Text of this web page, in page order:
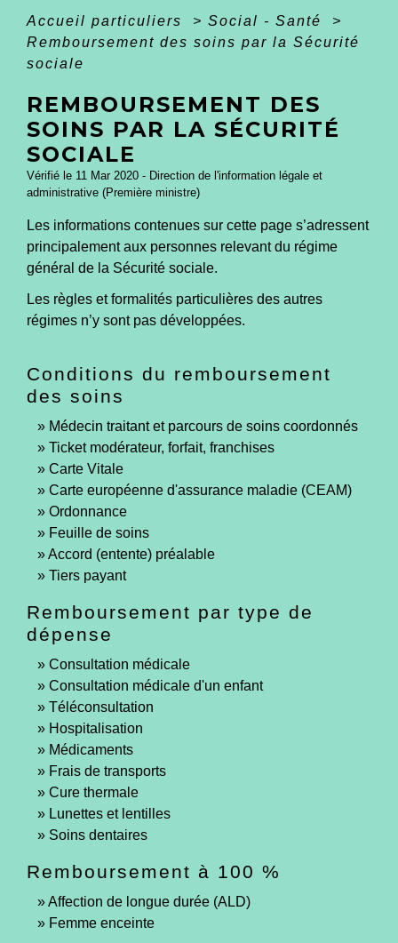
Accueil particuliers > Social - Santé
>
Remboursement des soins par la Sécurité
sociale
REMBOURSEMENT DES
SOINS PAR LA SÉCURITÉ
SOCIALE
Vérifié le 11 Mar 2020 - Direction de l'information légale et
administrative (Première ministre)
Les informations contenues sur cette page s’adressent
principalement aux personnes relevant du régime
général de la Sécurité sociale.
Les règles et formalités particulières des autres
régimes n’y sont pas développées.
Conditions du remboursement
des soins
Médecin traitant et parcours de soins coordonnés
Ticket modérateur, forfait, franchises
Carte Vitale
Carte européenne d'assurance maladie (CEAM)
Ordonnance
Feuille de soins
Accord (entente) préalable
Tiers payant
Remboursement par type de
dépense
Consultation médicale
Consultation médicale d'un enfant
Téléconsultation
Hospitalisation
Médicaments
Frais de transports
Cure thermale
Lunettes et lentilles
Soins dentaires
Remboursement à 100 %
Affection de longue durée (ALD)
Femme enceinte